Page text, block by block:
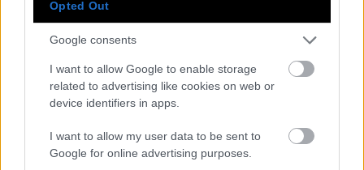
Opted Out
Google consents
I want to allow Google to enable storage
related to advertising like cookies on web or
device identifiers in apps.
I want to allow my user data to be sent to
Google for online advertising purposes.
Σαρλίζ Θερόν: Η σταρ που συνεχίζει να
εξελίσσεται